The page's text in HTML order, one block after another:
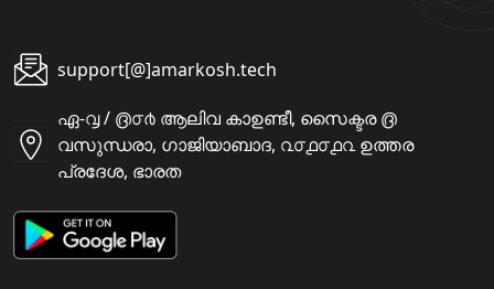
support[@]amarkosh.tech
ഏ-൮ / ൫൦൪ ആലിവ കാഉണ്ടീ, സൈക്ടര ൫
വസുന്ധരാ, ഗാജിയാബാദ, ൨൦൧൦൧൨ ഉത്തര
പ്രദേശ, ഭാരത